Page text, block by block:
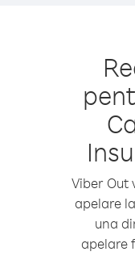
Viber Out
apelare
una
apelare